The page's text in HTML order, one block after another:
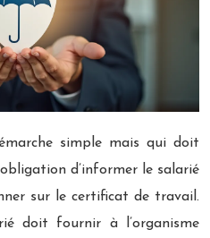
simple mais qui doit
d’informer le salarié
sur le certificat de travail.
doit fournir à l’organisme